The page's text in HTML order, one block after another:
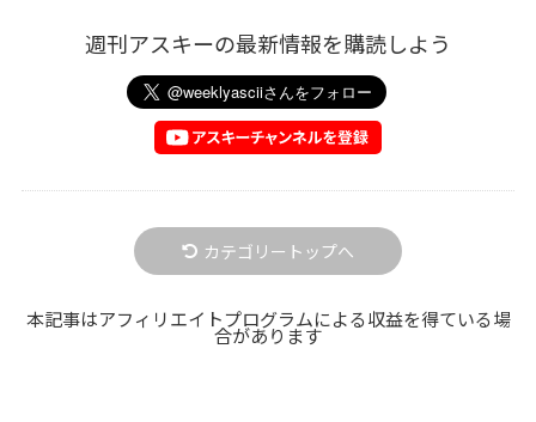
週刊アスキーの最新情報を購読しよう
カテゴリートップへ
本記事はアフィリエイトプログラムによる収益を得ている場
合があります